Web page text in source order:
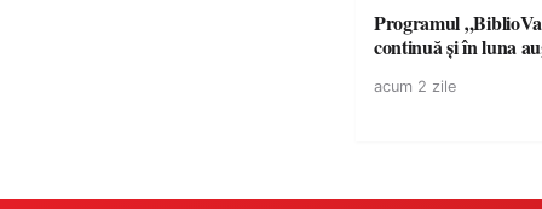
Programul
continuă și în luna
acum 2 zile